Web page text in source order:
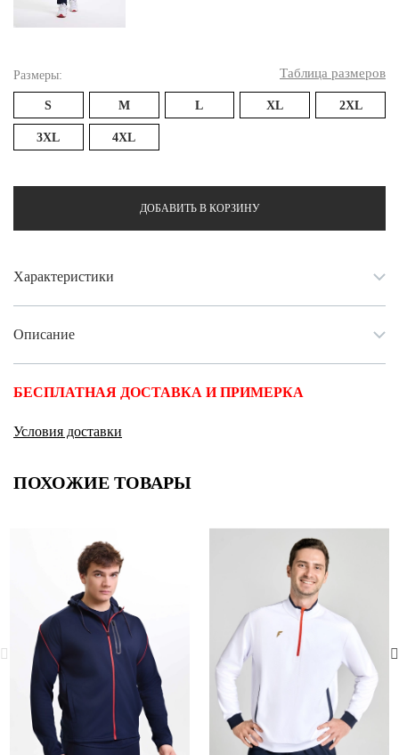
Размеры: Таблица размеров
S M L XL 2XL
3XL 4XL
ДОБАВИТЬ В КОРЗИНУ
Характеристики
Описание
БЕСПЛАТНАЯ ДОСТАВКА И ПРИМЕРКА
Условия доставки
ПОХОЖИЕ ТОВАРЫ